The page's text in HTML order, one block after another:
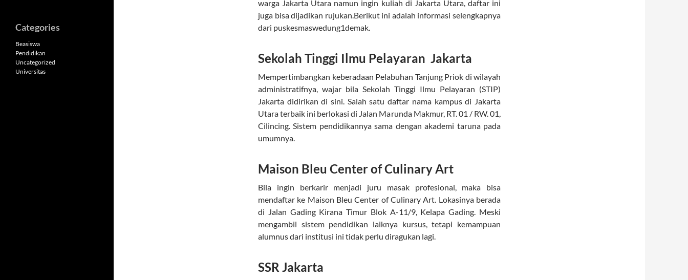
warga Jakarta Utara namun ingin kuliah di Jakarta Utara, daftar ini
juga bisa dijadikan rujukan.Berikut ini adalah informasi selengkapnya
dari puskesmaswedung1demak.
Sekolah Tinggi Ilmu Pelayaran Jakarta
Mempertimbangkan keberadaan Pelabuhan Tanjung Priok di wilayah
administratifnya, wajar bila Sekolah Tinggi Ilmu Pelayaran (STIP)
Jakarta didirikan di sini. Salah satu daftar nama kampus di Jakarta
Utara terbaik ini berlokasi di Jalan Marunda Makmur, RT. 01 / RW. 01,
Cilincing. Sistem pendidikannya sama dengan akademi taruna pada
umumnya.
Maison Bleu Center of Culinary Art
Bila ingin berkarir menjadi juru masak profesional, maka bisa
mendaftar ke Maison Bleu Center of Culinary Art. Lokasinya berada
di Jalan Gading Kirana Timur Blok A-11/9, Kelapa Gading. Meski
mengambil sistem pendidikan laiknya kursus, tetapi kemampuan
alumnus dari institusi ini tidak perlu diragukan lagi.
SSR Jakarta
Categories
Beasiswa
Pendidikan
Uncategorized
Universitas